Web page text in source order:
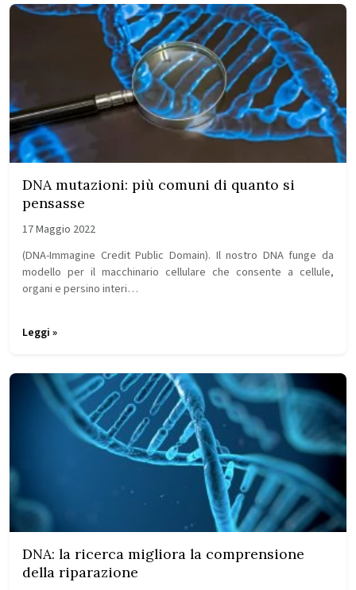
DNA mutazioni: più comuni di quanto si
pensasse
17 Maggio 2022
(DNA-Immagine Credit Public Domain). Il nostro DNA funge da
modello per il macchinario cellulare che consente a cellule,
organi e persino interi…
Leggi »
DNA: la ricerca migliora la comprensione
della riparazione